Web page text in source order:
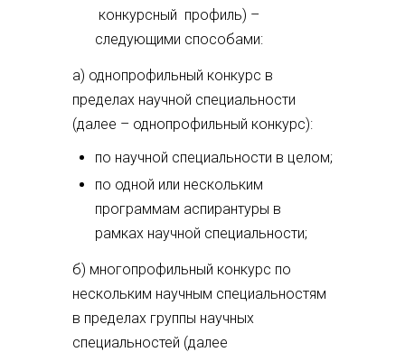
конкурсный профиль) –
следующими способами:
а) однопрофильный конкурс в
пределах научной специальности
(далее – однопрофильный конкурс):
по научной специальности в целом;
по одной или нескольким
программам аспирантуры в
рамках научной специальности;
б) многопрофильный конкурс по
нескольким научным специальностям
в пределах группы научных
специальностей (далее